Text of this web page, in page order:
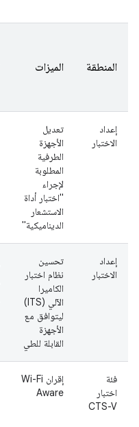
المنطقة الميزات
إعداد
الاختبار
تعديل
الأجهزة
الطرفية
المطلوبة
لإجراء
"اختبار أداة
الاستشعار
الديناميكية"
إعداد
الاختبار
تحسين
نظام اختبار
الكاميرا
الآلي (ITS)
ليتوافق مع
الأجهزة
القابلة للطي
فئة
اختبار
CTS-V
إقران Wi-Fi
Aware